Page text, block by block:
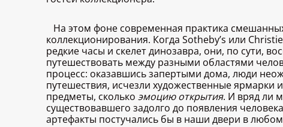
На этом фоне современная практика
коллекционирования. Когда Sotheby’s или
редкие часы и скелет динозавра, они, по сути,
путешествовать между разными областями
процесс: оказавшись запертыми дома, люди
путешествия, исчезли художественные
предметы, сколько эмоцию открытия. И вряд ли
существовавшего задолго до появления
артефакты постучались бы в наши двери в